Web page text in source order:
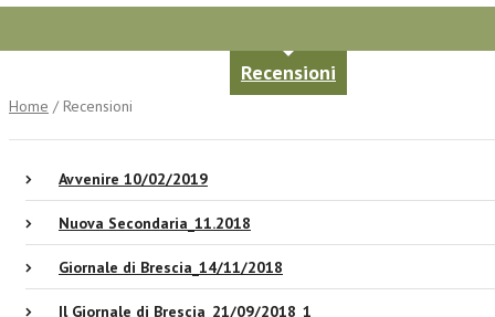
Recensioni
Home / Recensioni
Avvenire 10/02/2019
Nuova Secondaria_11.2018
Giornale di Brescia_14/11/2018
Il Giornale di Brescia_21/09/2018_1